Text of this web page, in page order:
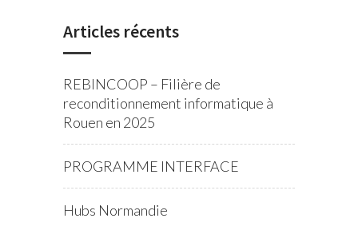
Articles récents
REBINCOOP – Filière de
reconditionnement informatique à
Rouen en 2025
PROGRAMME INTERFACE
Hubs Normandie